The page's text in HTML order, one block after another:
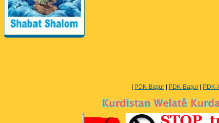
Perwerde ya Zimanê
PDK-Başur PDK-Başur